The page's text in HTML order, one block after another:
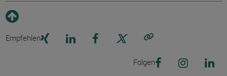
Empfehlen
Folgen